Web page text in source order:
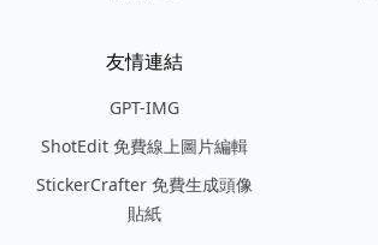
友情連結
GPT-IMG
ShotEdit 免費線上圖片編輯
StickerCrafter 免費生成頭像
貼紙